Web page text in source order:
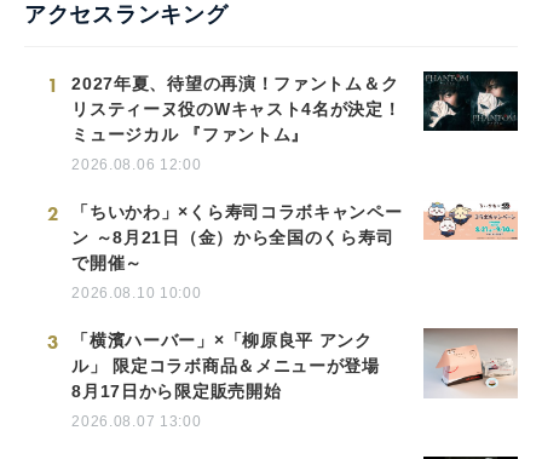
アクセスランキング
1
2027年夏、待望の再演！ファントム＆ク
リスティーヌ役のWキャスト4名が決定！
ミュージカル 『ファントム』
2026.08.06 12:00
2
「ちいかわ」×くら寿司コラボキャンペー
ン ～8月21日（金）から全国のくら寿司
で開催～
2026.08.10 10:00
3
「横濱ハーバー」×「柳原良平 アンク
ル」 限定コラボ商品＆メニューが登場
8月17日から限定販売開始
2026.08.07 13:00